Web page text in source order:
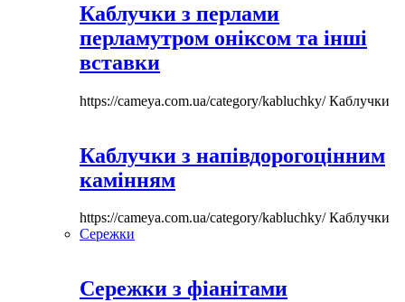
Каблучки з перлами
перламутром оніксом та інші
вставки
https://cameya.com.ua/category/kabluchky/Каблучки
Каблучки з напівдорогоцінним
камінням
https://cameya.com.ua/category/kabluchky/Каблучки
Сережки
Сережки з фіанітами